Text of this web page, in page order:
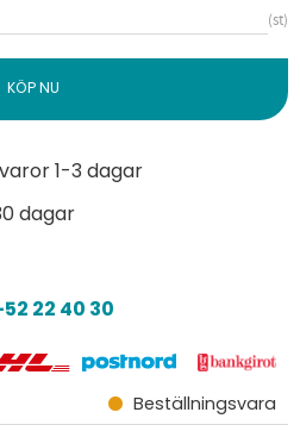
st
1-3 dagar
dagar
22 40 30
Beställningsvara